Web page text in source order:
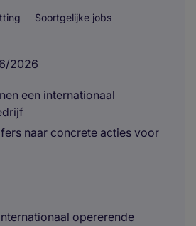
Soortgelijke jobs
2026
een internationaal
naar concrete acties voor
opererende